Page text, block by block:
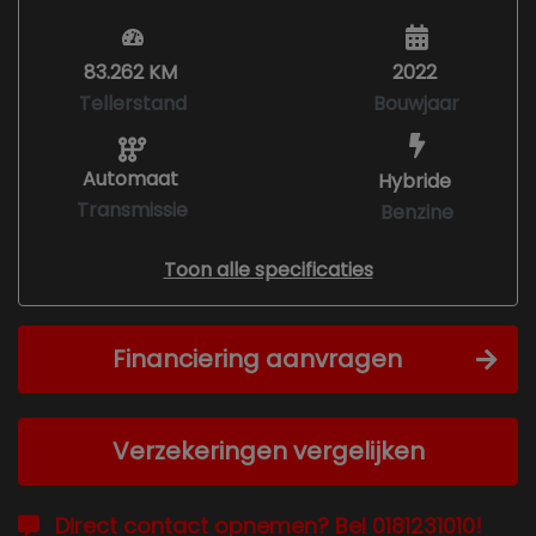
83.262 KM
Tellerstand
Automaat
Transmissie
2022
Bouwjaar
Hybride
Benzine
Toon alle specificaties
Financiering aanvragen
Verzekeringen vergelijken
Direct contact opnemen? Bel 0181231010!